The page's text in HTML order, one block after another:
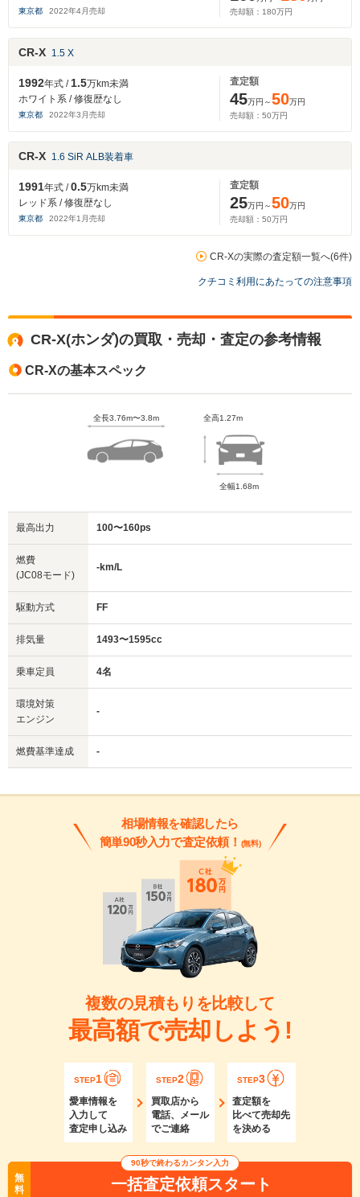
東京都 2022年4月売却
売却額： 180万円
CR-X 1.5 X
1992年式 /1.5万km未満
ホワイト系 / 修復歴なし
東京都 2022年3 月売却
査定額
45万円～50万円
売却額： 50万円
CR-X 1.6 SiR ALB装着車
1991年式 /0.5万km未満
レッド系 / 修復歴なし
東京都 2022年1 月売却
査定額
25万円～50万円
売却額： 50万円
CR-Xの実際の査定額一覧へ(6件)
クチコミ利用にあたっての注意事項
CR-X(ホンダ)の買取・売却・査定の参考情報
CR-Xの基本スペック
全長3.76m〜3.8m 全高1.27m
全幅1.68m
最高出力 100〜160ps
燃費
(JC08モード)
-km/L
駆動方式 FF
排気量 1493〜1595cc
乗車定員 4名
環境対策
エンジン
-
燃費基準達成 -
相場情報を確認したら
簡単90秒入力で査定依頼！ (無料)
複数の見積もりを比較して
最高額で売却しよう!
STEP1
愛車情報を
入力して
査定申し込み
STEP2
買取店から
電話、メール
でご連絡
STEP3
査定額を
比べて売却先
を決める
無
料
90秒で終わるカンタン入力
一括査定依頼スタート